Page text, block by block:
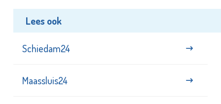
Lees ook
Schiedam24
Maassluis24